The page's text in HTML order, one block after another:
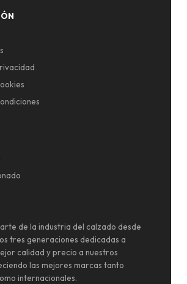
de la industria del calzado desde
tres generaciones dedicadas a
calidad y precio a nuestros
las mejores marcas tanto
internacionales.